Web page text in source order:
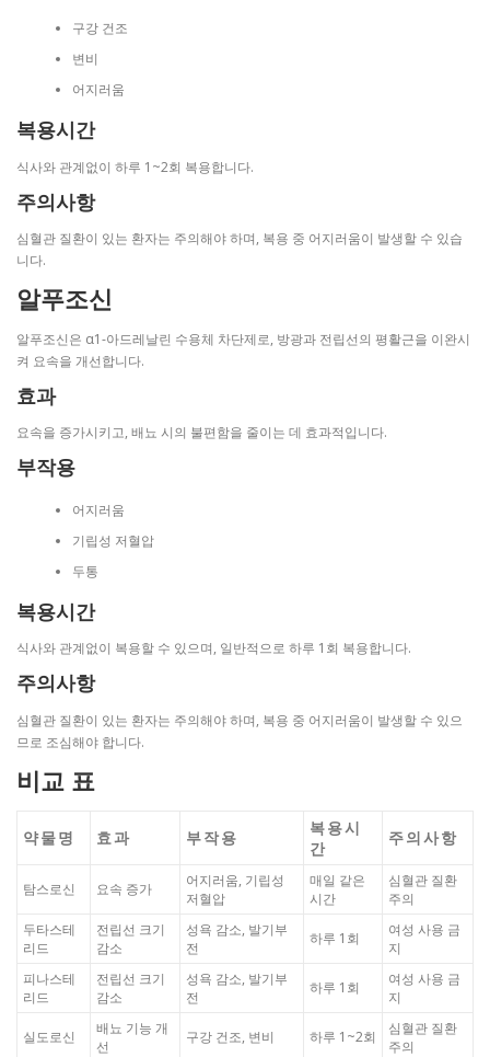
구강 건조
변비
어지러움
복용시간
식사와 관계없이 하루 1~2회 복용합니다.
주의사항
심혈관 질환이 있는 환자는 주의해야 하며, 복용 중 어지러움이 발생할 수 있습
니다.
알푸조신
알푸조신은 α1-아드레날린 수용체 차단제로, 방광과 전립선의 평활근을 이완시
켜 요속을 개선합니다.
효과
요속을 증가시키고, 배뇨 시의 불편함을 줄이는 데 효과적입니다.
부작용
어지러움
기립성 저혈압
두통
복용시간
식사와 관계없이 복용할 수 있으며, 일반적으로 하루 1회 복용합니다.
주의사항
심혈관 질환이 있는 환자는 주의해야 하며, 복용 중 어지러움이 발생할 수 있으
므로 조심해야 합니다.
비교 표
약물명 효과 부작용
복용시
간
주의사항
탐스로신 요속 증가
어지러움, 기립성
저혈압
매일 같은
시간
심혈관 질환
주의
두타스테
리드
전립선 크기
감소
성욕 감소, 발기부
전
하루 1회
여성 사용 금
지
피나스테
리드
전립선 크기
감소
성욕 감소, 발기부
전
하루 1회
여성 사용 금
지
실도로신
배뇨 기능 개
선
구강 건조, 변비 하루 1~2회
심혈관 질환
주의